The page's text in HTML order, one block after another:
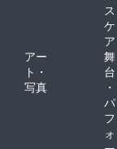
ス
ケ
ア
アー
ト・
写真
舞
台
・
パ
フ
ォ